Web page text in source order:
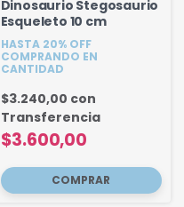
Dinosaurio Stegosaurio
Esqueleto 10 cm
HASTA 20% OFF
COMPRANDO EN
CANTIDAD
$3.600,00
$3.240,00 con
Transferencia